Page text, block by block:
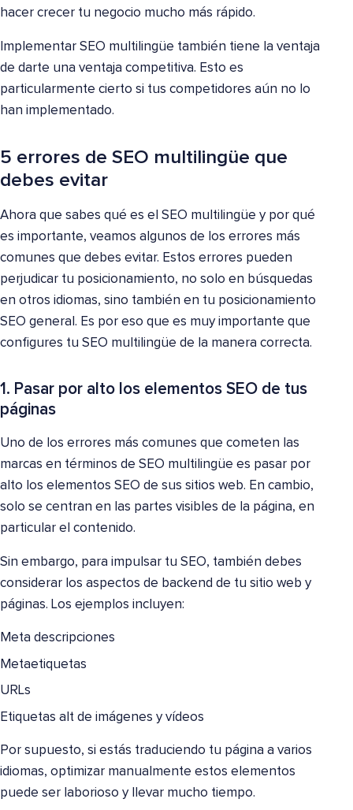
hacer crecer tu negocio mucho más rápido.
Implementar SEO multilingüe también tiene la ventaja
de darte una ventaja competitiva. Esto es
particularmente cierto si tus competidores aún no lo
han implementado.
5 errores de SEO multilingüe que
debes evitar
Ahora que sabes qué es el SEO multilingüe y por qué
es importante, veamos algunos de los errores más
comunes que debes evitar. Estos errores pueden
perjudicar tu posicionamiento, no solo en búsquedas
en otros idiomas, sino también en tu posicionamiento
SEO general. Es por eso que es muy importante que
configures tu SEO multilingüe de la manera correcta.
1. Pasar por alto los elementos SEO de tus
páginas
Uno de los errores más comunes que cometen las
marcas en términos de SEO multilingüe es pasar por
alto los elementos SEO de sus sitios web. En cambio,
solo se centran en las partes visibles de la página, en
particular el contenido.
Sin embargo, para impulsar tu SEO, también debes
considerar los aspectos de backend de tu sitio web y
páginas. Los ejemplos incluyen:
Meta descripciones
Metaetiquetas
URLs
Etiquetas alt de imágenes y vídeos
Por supuesto, si estás traduciendo tu página a varios
idiomas, optimizar manualmente estos elementos
puede ser laborioso y llevar mucho tiempo.